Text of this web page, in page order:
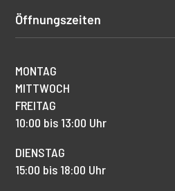
Öffnungszeiten
MONTAG
MITTWOCH
FREITAG
10:00 bis 13:00 Uhr
DIENSTAG
15:00 bis 18:00 Uhr